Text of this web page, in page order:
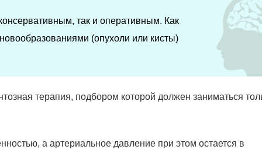
так и оперативным. Как
(опухоли или кисты)
терапия, подбором которой должен заниматься
а артериальное давление при этом остается в